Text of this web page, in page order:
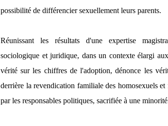
possibilité de différencier sexuellement leurs parents.
Réunissant les résultats d'une expertise
sociologique et juridique, dans un contexte élargi
vérité sur les chiffres de l'adoption, dénonce les
derrière la revendication familiale des homosexuels
par les responsables politiques, sacrifiée à une